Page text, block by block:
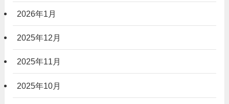
2026年1月
2025年12月
2025年11月
2025年10月